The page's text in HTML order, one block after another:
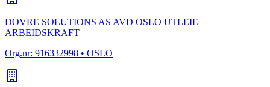
DOVRE SOLUTIONS AS AVD OSLO UTLEIE
ARBEIDSKRAFT
Org.nr: 916332998 • OSLO